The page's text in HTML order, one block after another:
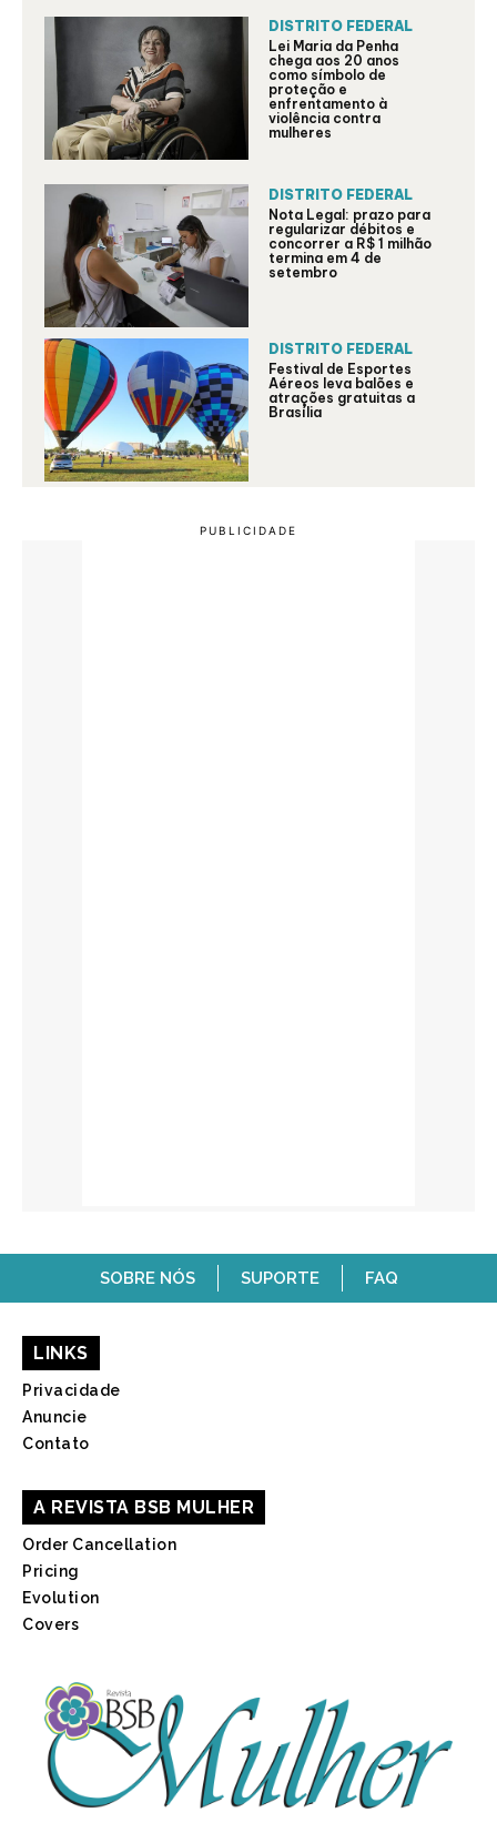
DISTRITO FEDERAL
Lei Maria da Penha
chega aos 20 anos
como símbolo de
proteção e
enfrentamento à
violência contra
mulheres
DISTRITO FEDERAL
Nota Legal: prazo para
regularizar débitos e
concorrer a R$ 1 milhão
termina em 4 de
setembro
DISTRITO FEDERAL
Festival de Esportes
Aéreos leva balões e
atrações gratuitas a
Brasília
SOBRE NÓS SUPORTE FAQ
LINKS
Privacidade
Anuncie
Contato
A REVISTA BSB MULHER
Order Cancellation
Pricing
Evolution
Covers